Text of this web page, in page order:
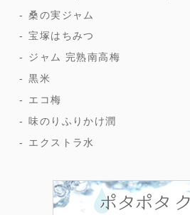
桑の実ジャム
宝塚はちみつ
ジャム 完熟南高梅
黒米
エコ梅
味のりふりかけ潤
エクストラ水